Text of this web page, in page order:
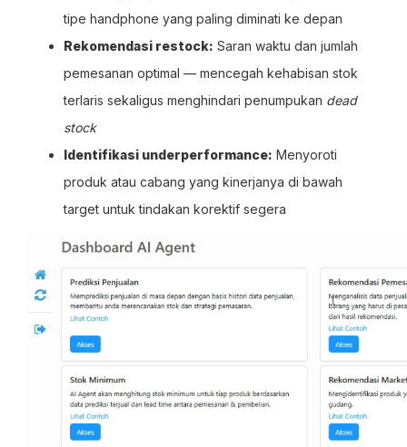
tipe handphone yang paling diminati ke depan
Rekomendasi restock: Saran waktu dan jumlah
pemesanan optimal — mencegah kehabisan stok
terlaris sekaligus menghindari penumpukan dead
stock
Identifikasi underperformance: Menyoroti
produk atau cabang yang kinerjanya di bawah
target untuk tindakan korektif segera